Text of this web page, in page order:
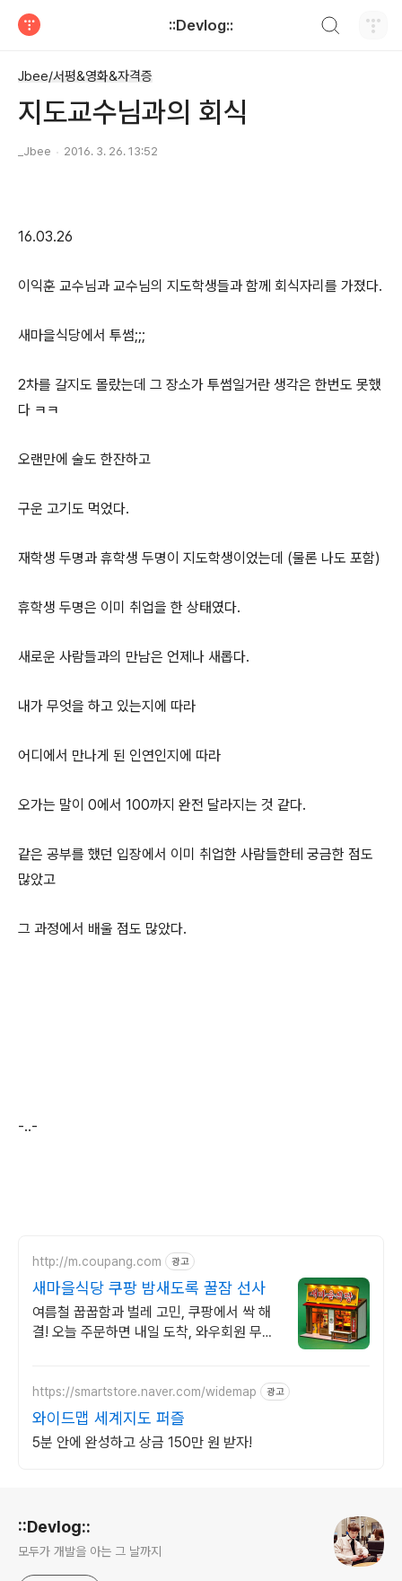
::Devlog::
Jbee/서평&영화&자격증
지도교수님과의 회식
_Jbee 2016. 3. 26. 13:52
16.03.26
이익훈 교수님과 교수님의 지도학생들과 함께 회식자리를 가졌다.
새마을식당에서 투썸;;;
2차를 갈지도 몰랐는데 그 장소가 투썸일거란 생각은 한번도 못했
다 ㅋㅋ
오랜만에 술도 한잔하고
구운 고기도 먹었다.
재학생 두명과 휴학생 두명이 지도학생이었는데 (물론 나도 포함)
휴학생 두명은 이미 취업을 한 상태였다.
새로운 사람들과의 만남은 언제나 새롭다.
내가 무엇을 하고 있는지에 따라
어디에서 만나게 된 인연인지에 따라
오가는 말이 0에서 100까지 완전 달라지는 것 같다.
같은 공부를 했던 입장에서 이미 취업한 사람들한테 궁금한 점도
많았고
그 과정에서 배울 점도 많았다.
-..-
http://m.coupang.com 광고
새마을식당 쿠팡 밤새도록 꿀잠 선사
여름철 꿉꿉함과 벌레 고민, 쿠팡에서 싹 해
결! 오늘 주문하면 내일 도착, 와우회원 무료
https://smartstore.naver.com/widemap 광고
와이드맵 세계지도 퍼즐
5분 안에 완성하고 상금 150만 원 받자!
::Devlog::
모두가 개발을 아는 그 날까지